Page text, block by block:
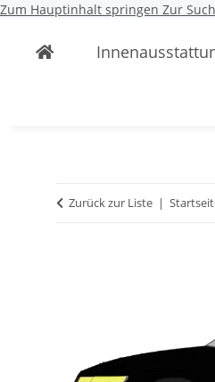
Zum Hauptinhalt springen Zur
Zurück zur Liste